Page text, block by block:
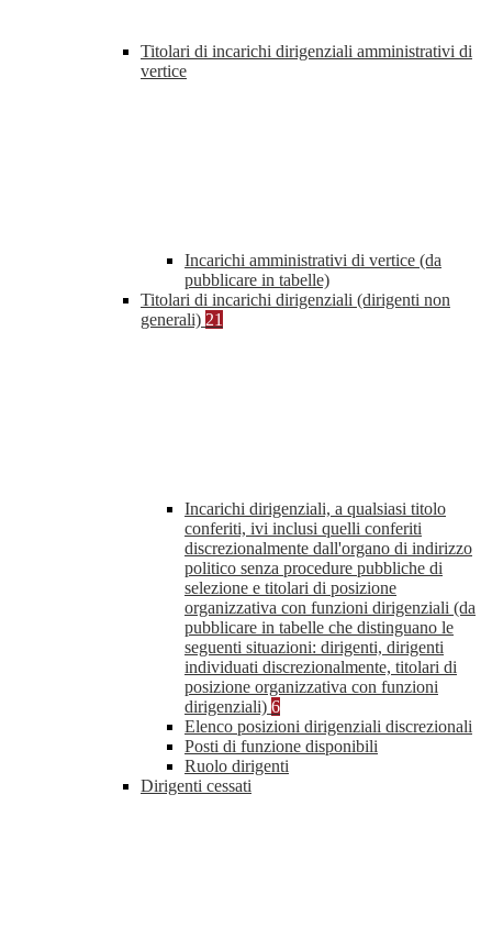
Titolari di incarichi dirigenziali amministrativi di
vertice
Incarichi amministrativi di vertice (da
pubblicare in tabelle)
Titolari di incarichi dirigenziali (dirigenti non
generali) 21
Incarichi dirigenziali, a qualsiasi titolo
conferiti, ivi inclusi quelli conferiti
discrezionalmente dall'organo di indirizzo
politico senza procedure pubbliche di
selezione e titolari di posizione
organizzativa con funzioni dirigenziali (da
pubblicare in tabelle che distinguano le
seguenti situazioni: dirigenti, dirigenti
individuati discrezionalmente, titolari di
posizione organizzativa con funzioni
dirigenziali) 6
Elenco posizioni dirigenziali discrezionali
Posti di funzione disponibili
Ruolo dirigenti
Dirigenti cessati